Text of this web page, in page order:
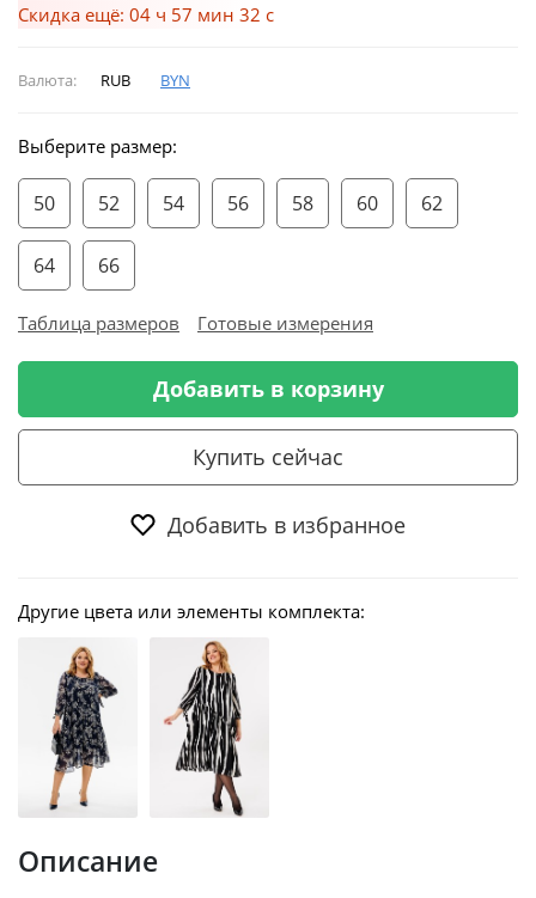
Скидка ещё: 04 ч 57 мин 32 с
Валюта: RUB BYN
Выберите размер:
50 52 54 56 58 60 62
64 66
Таблица размеров Готовые измерения
Добавить в корзину
Купить сейчас
Добавить в избранное
Другие цвета или элементы комплекта:
Описание